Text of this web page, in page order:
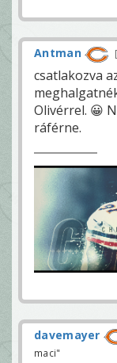
Antman
csatlakozva
Olivérrel. 😀
ráférne.
davemayer
maci"